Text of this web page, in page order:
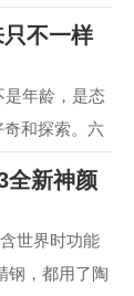
刻圣勃莱德
不一样
是年龄，是态
和探索。六
全新神颜
世界时功能
钢，都用了陶